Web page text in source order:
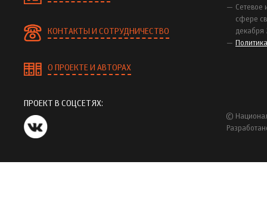
КОНТАКТЫ И СОТРУДНИЧЕСТВО
О ПРОЕКТЕ И АВТОРАХ
Сетевое
сфере
декабря
ПРОЕКТ В СОЦСЕТЯХ:
©